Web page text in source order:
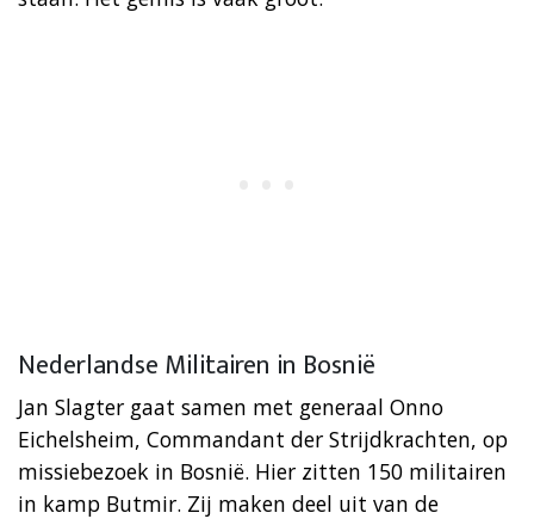
Nederlandse Militairen in Bosnië
Jan Slagter gaat samen met generaal Onno
Eichelsheim, Commandant der Strijdkrachten, op
missiebezoek in Bosnië. Hier zitten 150 militairen
in kamp Butmir. Zij maken deel uit van de